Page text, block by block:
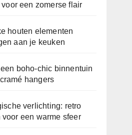
voor een zomerse flair
houten elementen
aan je keuken
boho-chic binnentuin
hangers
verlichting: retro
voor een warme sfeer